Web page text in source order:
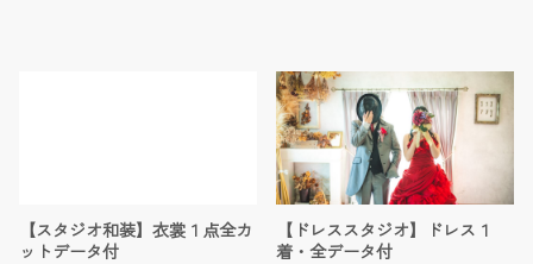
【スタジオ和装】衣裳１点全カ
ットデータ付
【ドレススタジオ】ドレス１
着・全データ付